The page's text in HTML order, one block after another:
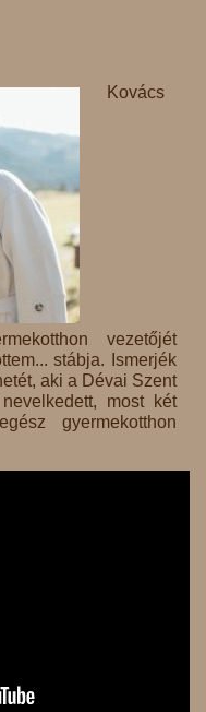
Kovács
vezetőjét
stábja. Ismerjék
aki a Dévai Szent
most két
gyermekotthon